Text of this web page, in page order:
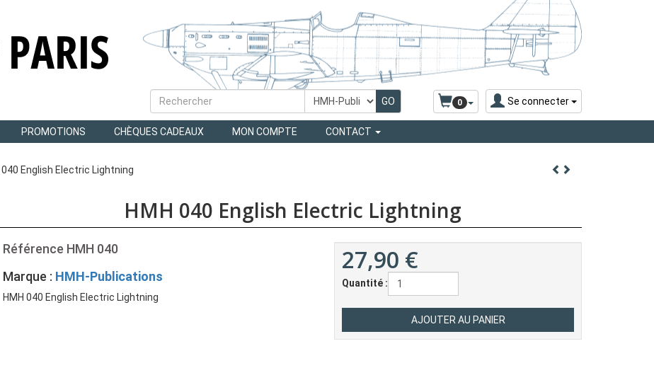
Se connecter
0
PROMOTIONS CHÈQUES CADEAUX MON COMPTE CONTACT
040 English Electric Lightning
HMH 040 English Electric Lightning
27,90 €
Quantité :
Référence HMH 040
Marque : HMH-Publications
HMH 040 English Electric Lightning